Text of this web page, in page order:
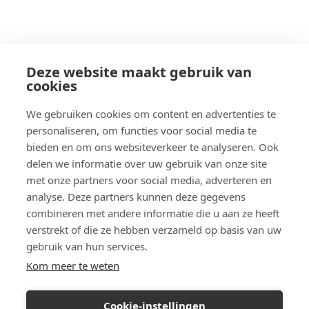
Deze website maakt gebruik van
cookies
We gebruiken cookies om content en advertenties te
personaliseren, om functies voor social media te
bieden en om ons websiteverkeer te analyseren. Ook
delen we informatie over uw gebruik van onze site
met onze partners voor social media, adverteren en
analyse. Deze partners kunnen deze gegevens
combineren met andere informatie die u aan ze heeft
verstrekt of die ze hebben verzameld op basis van uw
gebruik van hun services.
Kom meer te weten
Cookie-instellingen